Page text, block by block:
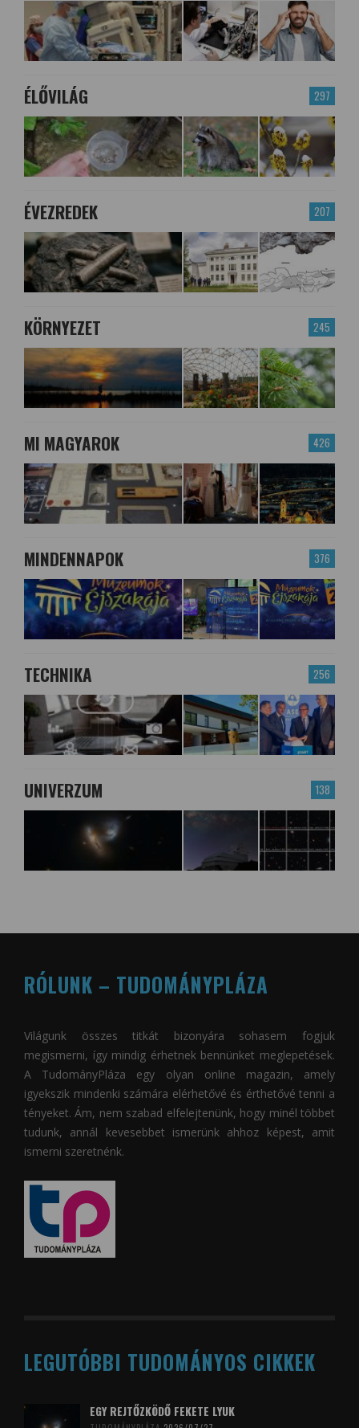
297
ÉLŐVILÁG
207
ÉVEZREDEK
245
KÖRNYEZET
426
MI MAGYAROK
376
MINDENNAPOK
256
TECHNIKA
138
UNIVERZUM
RÓLUNK – TUDOMÁNYPLÁZA
Világunk összes titkát bizonyára sohasem fogjuk
megismerni, így mindig érhetnek bennünket meglepetések.
A TudományPláza egy olyan online magazin, amely
igyekszik mindenki számára elérhetővé és érthetővé tenni a
tényeket. Ám, nem szabad elfelejtenünk, hogy minél többet
tudunk, annál kevesebbet ismerünk ahhoz képest, amit
ismerni szeretnénk.
LEGUTÓBBI TUDOMÁNYOS CIKKEK
EGY REJTŐZKÖDŐ FEKETE LYUK